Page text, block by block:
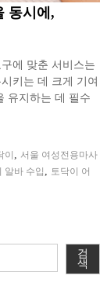
동시에,
에 맞춘 서비스는
키는 데 크게 기여
유지하는 데 필수
이 , 서울 여성전용마사
알바 수입 , 토닥이 어
검
색